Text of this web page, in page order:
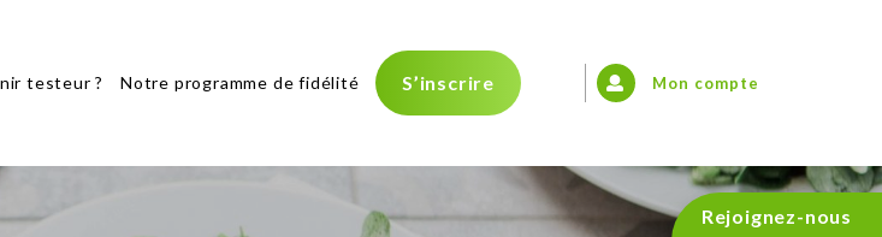
testeur ? Notre programme de fidélité S’inscrire Mon compte
Rejoignez-nous